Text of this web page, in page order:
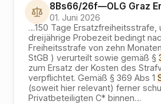
8Bs66/26f—OLG Graz
01. Juni 2026
…150 Tage Ersatzfreiheitsstrafe,
dreijährige Probezeit bedingt
Freiheitsstrafe von zehn
StGB ) verurteilt sowie gemäß §
zum Ersatz der Kosten des
verpflichtet. Gemäß § 369 Abs 1
(soweit hier relevant) ferner
Privatbeteiligten C* binnen…